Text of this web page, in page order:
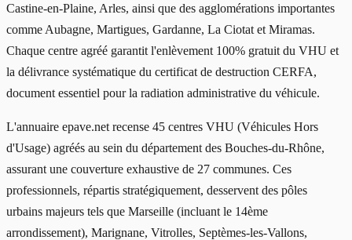
Castine-en-Plaine, Arles, ainsi que des agglomérations importantes
comme Aubagne, Martigues, Gardanne, La Ciotat et Miramas.
Chaque centre agréé garantit l'enlèvement 100% gratuit du VHU et
la délivrance systématique du certificat de destruction CERFA,
document essentiel pour la radiation administrative du véhicule.
L'annuaire epave.net recense 45 centres VHU (Véhicules Hors
d'Usage) agréés au sein du département des Bouches-du-Rhône,
assurant une couverture exhaustive de 27 communes. Ces
professionnels, répartis stratégiquement, desservent des pôles
urbains majeurs tels que Marseille (incluant le 14ème
arrondissement), Marignane, Vitrolles, Septèmes-les-Vallons,